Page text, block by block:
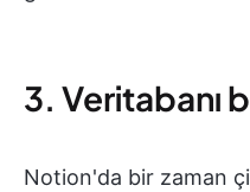
3. Veritabanı
Notion'da bir zaman